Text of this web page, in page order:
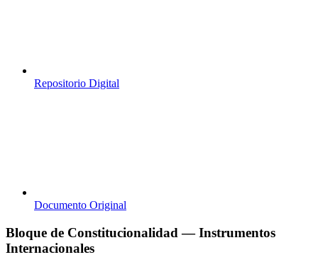
Repositorio Digital
Documento Original
Bloque de Constitucionalidad — Instrumentos
Internacionales